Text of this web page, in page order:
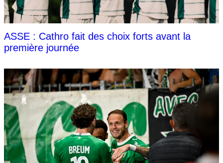
ASSE : Cathro fait des choix forts avant la
première journée